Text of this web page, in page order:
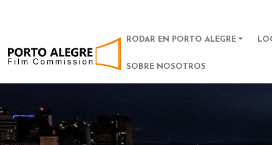
POA Film Commission
MAIN
RODAR EN PORTO ALEGRE
SOBRE NOSOTROS